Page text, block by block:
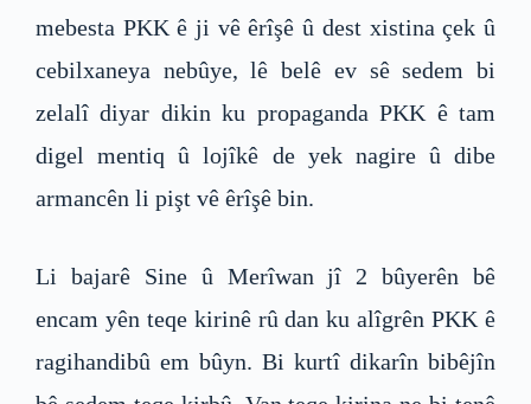
mebesta PKK ê ji vê êrîşê û dest xistina çek û
cebilxaneya nebûye, lê belê ev sê sedem bi
zelalî diyar dikin ku propaganda PKK ê tam
digel mentiq û lojîkê de yek nagire û dibe
armancên li pişt vê êrîşê bin.
Li bajarê Sine û Merîwan jî 2 bûyerên bê
encam yên teqe kirinê rû dan ku alîgrên PKK ê
ragihandibû em bûyn. Bi kurtî dikarîn bibêjîn